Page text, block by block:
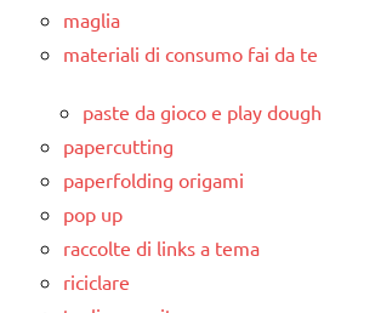
maglia
materiali di consumo fai da te
paste da gioco e play dough
papercutting
paperfolding origami
pop up
raccolte di links a tema
riciclare